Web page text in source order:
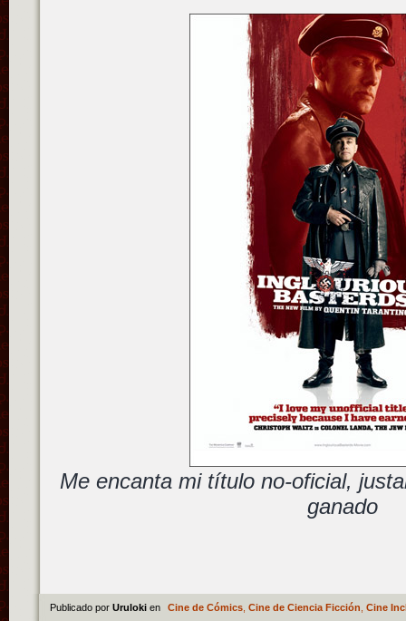
Me encanta mi título no-oficial,
ganado
Publicado por Uruloki en Cine de Cómics, Cine de Ciencia Ficción Cine